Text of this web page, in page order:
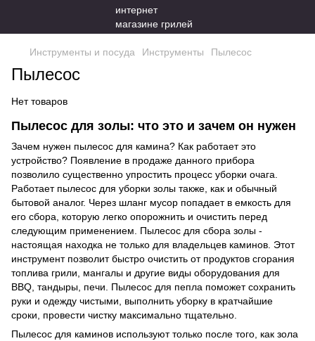
Инструменты и посуда Инструменты Пылесос
Пылесос
Нет товаров
Пылесос для золы: что это и зачем он нужен
Зачем нужен пылесос для камина? Как работает это
устройство? Появление в продаже данного прибора
позволило существенно упростить процесс уборки очага.
Работает пылесос для уборки золы также, как и обычный
бытовой аналог. Через шланг мусор попадает в емкость для
его сбора, которую легко опорожнить и очистить перед
следующим применением. Пылесос для сбора золы -
настоящая находка не только для владельцев каминов. Этот
инструмент позволит быстро очистить от продуктов сгорания
топлива грили, мангалы и другие виды оборудования для
BBQ, тандыры, печи. Пылесос для пепла поможет сохранить
руки и одежду чистыми, выполнить уборку в кратчайшие
сроки, провести чистку максимально тщательно.
Пылесос для каминов используют только после того, как зола